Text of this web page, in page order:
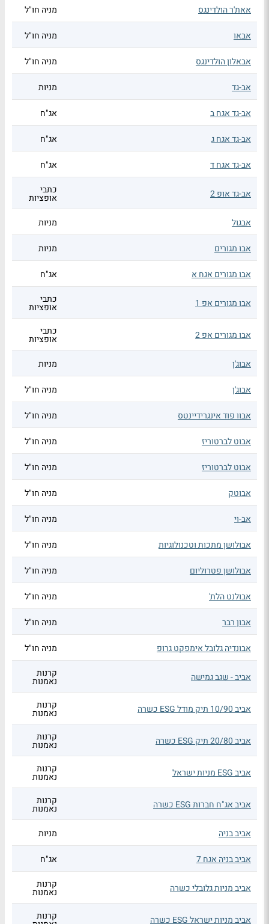
אאת'ר הולדינגס מניה חו"ל
אבאו מניה חו"ל
אבאלון הולדינגס מניה חו"ל
אב-גד מניות
אב-גד אגח ב אג"ח
אב-גד אגח ג אג"ח
אב-גד אגח ד אג"ח
אב-גד אופ 2 כתבי
אופציות
אבגול
מניות
אבו מגורים מניות
אבו מגורים אגח א אג"ח
אבו מגורים אפ 1 כתבי
אופציות
אבו מגורים אפ 2 כתבי
אופציות
אבוג'ן
מניות
אבוג'ן מניה חו"ל
אבוו פוד אינגרידיינטס מניה חו"ל
אבוט לברטוריז מניה חו"ל
אבוט לברטוריז מניה חו"ל
אבוטק מניה חו"ל
אב-וי מניה חו"ל
אבולושן מתכות וטכנולוגיות מניה חו"ל
אבולושן פטרוליום מניה חו"ל
אבולנט הלת' מניה חו"ל
אבון רבר מניה חו"ל
אבונדיה גלובל אימפקט גרופ מניה חו"ל
אביב - שגב גמישה קרנות
נאמנות
אביב 10/90 תיק מודל ESG כשרה קרנות
נאמנות
אביב 20/80 תיק ESG כשרה קרנות
נאמנות
אביב ESG מניות ישראל קרנות
נאמנות
אביב אג"ח חברות ESG כשרה קרנות
נאמנות
אביב בניה
מניות
אביב בניה אגח 7 אג"ח
אביב מניות גלובלי כשרה קרנות
נאמנות
אביב מניות ישראל ESG כשרה קרנות